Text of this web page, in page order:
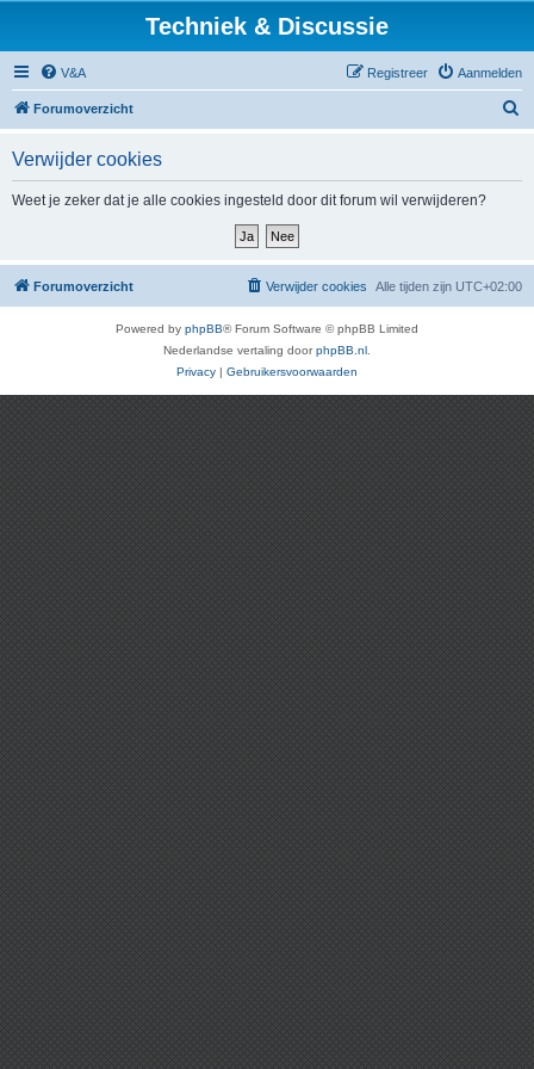
Techniek & Discussie
V&A Aanmelden
Registreer
Forumoverzicht
Verwijder cookies
Weet je zeker dat je alle cookies ingesteld door dit forum wil verwijderen?
Forumoverzicht Alle tijden zijn UTC+02:00
Verwijder cookies
Powered by phpBB® Forum Software © phpBB Limited
Nederlandse vertaling doorphpBB.nl
Privacy | Gebruikersvoorwaarden